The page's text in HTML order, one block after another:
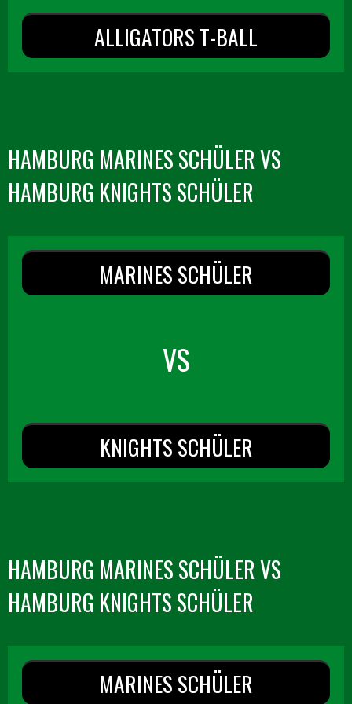
ALLIGATORS T-BALL
HAMBURG MARINES SCHÜLER VS
HAMBURG KNIGHTS SCHÜLER
MARINES SCHÜLER
VS
KNIGHTS SCHÜLER
HAMBURG MARINES SCHÜLER VS
HAMBURG KNIGHTS SCHÜLER
MARINES SCHÜLER